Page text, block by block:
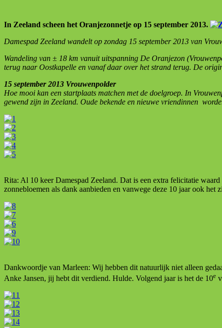
In Zeeland scheen het Oranjezonnetje op 15 september 2013.
Damespad Zeeland wandelt op zondag 15 september 2013 van
Wandeling van ± 18 km vanuit uitspanning De Oranjezon
terug naar Oostkapelle en vanaf daar over het strand terug. De
15 september 2013 Vrouwenpolder
Hoe mooi kan een startplaats matchen met de doelgroep. In
gewend zijn in Zeeland. Oude bekende en nieuwe vriendinnen
Rita: Al 10 keer Damespad Zeeland. Dat is een extra felicitatie
zonnebloemen als dank aanbieden en vanwege deze 10 jaar ook het
Dankwoordje van Marleen: Wij hebben dit natuurlijk niet alleen
Anke Jansen, jij hebt dit verdiend. Hulde. Volgend jaar is het de 10e